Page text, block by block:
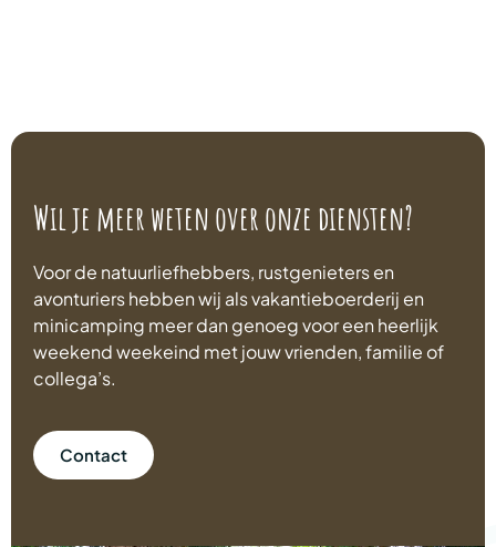
Wil je meer weten over onze diensten?
Voor de natuurliefhebbers, rustgenieters en
avonturiers hebben wij als vakantieboerderij en
minicamping meer dan genoeg voor een heerlijk
weekend weekeind met jouw vrienden, familie of
collega’s.
Contact